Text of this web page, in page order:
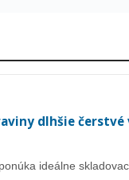
dlhšie
ideálne